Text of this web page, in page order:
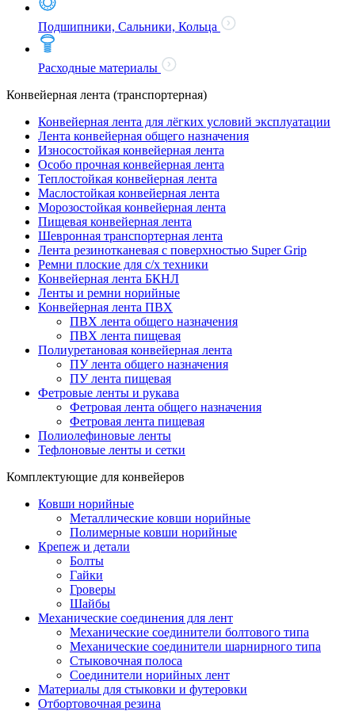
Подшипники, Сальники, Кольца
Расходные материалы
Конвейерная лента (транспортерная)
Конвейерная лента для лёгких условий эксплуатации
Лента конвейерная общего назначения
Износостойкая конвейерная лента
Особо прочная конвейерная лента
Теплостойкая конвейерная лента
Маслостойкая конвейерная лента
Морозостойкая конвейерная лента
Пищевая конвейерная лента
Шевронная транспортерная лента
Лента резинотканевая с поверхностью Super Grip
Ремни плоские для с/х техники
Конвейерная лента БКНЛ
Ленты и ремни норийные
Конвейерная лента ПВХ
ПВХ лента общего назначения
ПВХ лента пищевая
Полиуретановая конвейерная лента
ПУ лента общего назначения
ПУ лента пищевая
Фетровые ленты и рукава
Фетровая лента общего назначения
Фетровая лента пищевая
Полиолефиновые ленты
Тефлоновые ленты и сетки
Комплектующие для конвейеров
Ковши норийные
Металлические ковши норийные
Полимерные ковши норийные
Крепеж и детали
Болты
Гайки
Гроверы
Шайбы
Механические соединения для лент
Механические соединители болтового типа
Механические соединители шарнирного типа
Стыковочная полоса
Соединители норийных лент
Материалы для стыковки и футеровки
Отбортовочная резина